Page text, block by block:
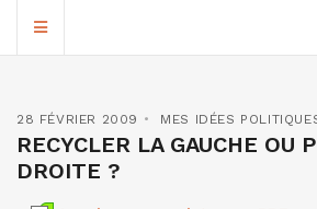
28 FÉVRIER 2009 MES IDÉES
RECYCLER LA GAUCHE OU
DROITE ?